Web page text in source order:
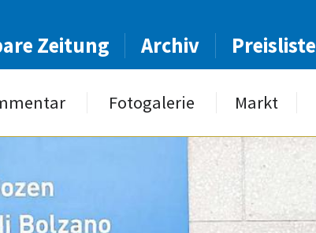
Zeitung Archiv Preisliste
Fotogalerie Markt